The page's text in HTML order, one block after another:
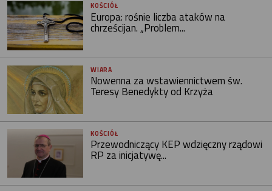
KOŚCIÓŁ
Europa: rośnie liczba ataków na
chrześcijan. „Problem...
WIARA
Nowenna za wstawiennictwem św.
Teresy Benedykty od Krzyża
KOŚCIÓŁ
Przewodniczący KEP wdzięczny rządowi
RP za inicjatywę...